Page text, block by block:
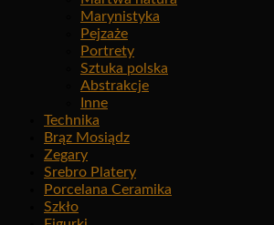
Marynistyka
Pejzaże
Portrety
Sztuka polska
Abstrakcje
Inne
Technika
Brąz Mosiądz
Zegary
Srebro Platery
Porcelana Ceramika
Szkło